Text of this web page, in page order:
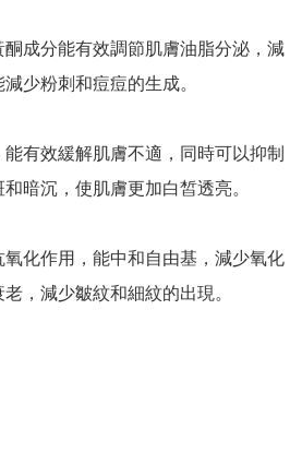
成分能有效調節肌膚油脂分泌，減
少粉刺和痘痘的生成。
有效緩解肌膚不適，同時可以抑制
暗沉，使肌膚更加白皙透亮。
化作用，能中和自由基，減少氧化
，減少皺紋和細紋的出現。